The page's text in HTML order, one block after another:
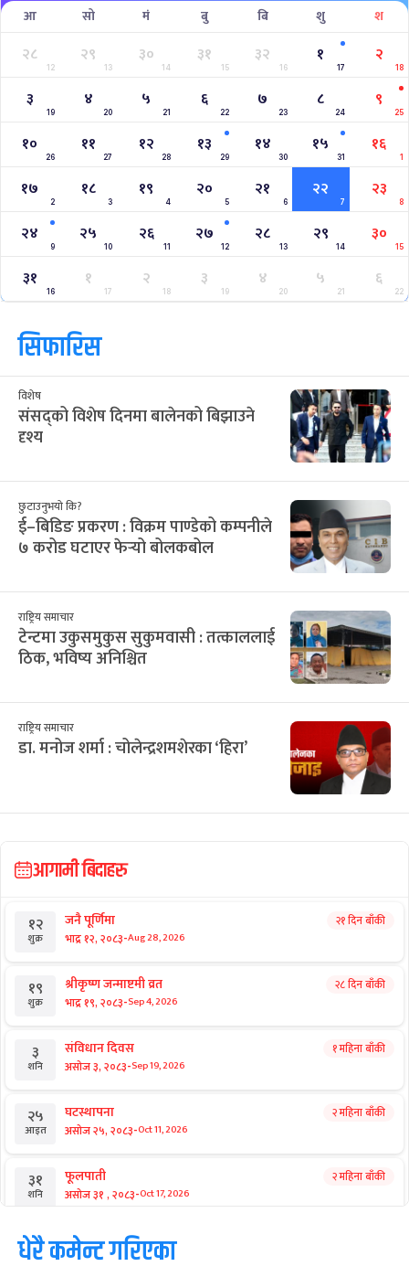
आ सो मं बु बि शु श
२८
12
२९
13
३०
14
३१
15
३२
16
१
17
२
18
३
19
४
20
५
21
६
22
७
23
८
24
९
25
१०
26
११
27
१२
28
१३
29
१४
30
१५
31
१६
1
१७
2
१८
3
१९
4
२०
5
२१
6
२२
7
२३
8
२४
9
२५
10
२६
11
२७
12
२८
13
२९
14
३०
15
३१
16
१
17
२
18
३
19
४
20
५
21
६
22
सिफारिस
विशेष
संसद्को विशेष दिनमा बालेनको बिझाउने
दृश्य
छुटाउनुभयो कि?
ई–बिडिङ प्रकरण : विक्रम पाण्डेको कम्पनीले
७ करोड घटाएर फेर्‍यो बोलकबोल
राष्ट्रिय समाचार
टेन्टमा उकुसमुकुस सुकुमवासी : तत्काललाई
ठिक, भविष्य अनिश्चित
राष्ट्रिय समाचार
डा. मनोज शर्मा : चोलेन्द्रशमशेरका ‘हिरा’
आगामी बिदाहरु
१२
शुक्र
जनै पूर्णिमा
भाद्र १२, २०८३-Aug 28, 2026
२१ दिन बाँकी
१९
शुक्र
श्रीकृष्ण जन्माष्टमी व्रत
भाद्र १९, २०८३-Sep 4, 2026
२८ दिन बाँकी
३
शनि
संविधान दिवस
असोज ३, २०८३-Sep 19, 2026
१ महिना बाँकी
२५
आइत
घटस्थापना
असोज २५, २०८३-Oct 11, 2026
२ महिना बाँकी
३१
शनि
फूलपाती
असोज ३१ , २०८३-Oct 17, 2026
२ महिना बाँकी
१
आइत
कार्तिक सङ्क्रान्ति
कार्तिक १, २०८३-Oct 18, 2026
धेरै कमेन्ट गरिएका